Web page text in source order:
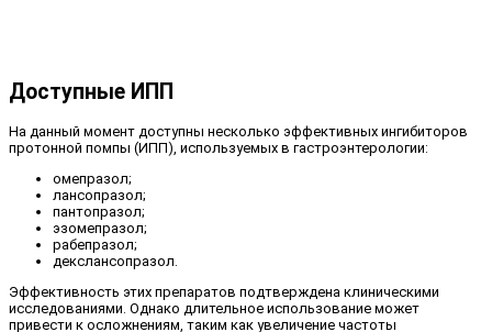
Доступные ИПП
На данный момент доступны несколько эффективных ингибиторов
протонной помпы (ИПП), используемых в гастроэнтерологии:
омепразол;
лансопразол;
пантопразол;
эзомепразол;
рабепразол;
декслансопразол.
Эффективность этих препаратов подтверждена клиническими
исследованиями. Однако длительное использование может
привести к осложнениям, таким как увеличение частоты